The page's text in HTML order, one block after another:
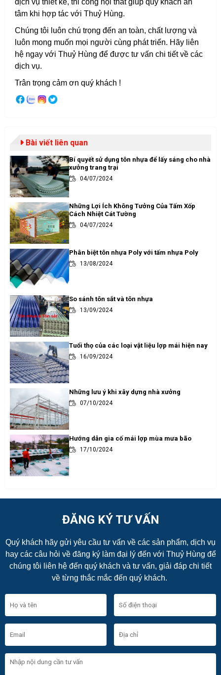
dịch vụ thiết kế, thi công nội thất giúp quý khách an
tâm khi hợp tác với Thuỷ Hùng.
Chúng tôi luôn chú trọng đến an toàn, chất lượng và
luôn mong muốn mọi người cùng phát triển. Hãy liên
hệ ngay với Thuỷ Hùng để được tư vấn chi tiết về các
dịch vụ.
Trân trọng cảm ơn quý khách !
Bài viết liên quan
Bí quyết sử dụng tôn nhựa để lấy sáng cho nhà
xưởng trang trại
04/07/2024
Những Lợi Ích Không Tưởng Của Tấm Xốp
Cách Nhiệt Cát Tường
04/07/2024
Phân biệt tôn nhựa Poly với tấm nhựa Poly
13/08/2024
So sánh tôn sắt và tôn nhựa
13/09/2024
Tuổi thọ của các loại vật liệu lợp mái hiện nay
16/09/2024
Những lưu ý khi xây dựng nhà xưởng
07/10/2024
Hướng dẫn gia cố mái lợp mùa mưa bão
17/10/2024
ĐĂNG KÝ TƯ VẤN
Quý khách hãy gửi yêu cầu tư vấn về các sản phẩm, dịch vụ
hay các câu hỏi về đăng ký làm đại lý đến với Thuỷ Hùng để
chúng tôi liên hệ đến quý khách và tư vấn, giải đáp chi tiết
về từng thắc mắc đến quý khách.